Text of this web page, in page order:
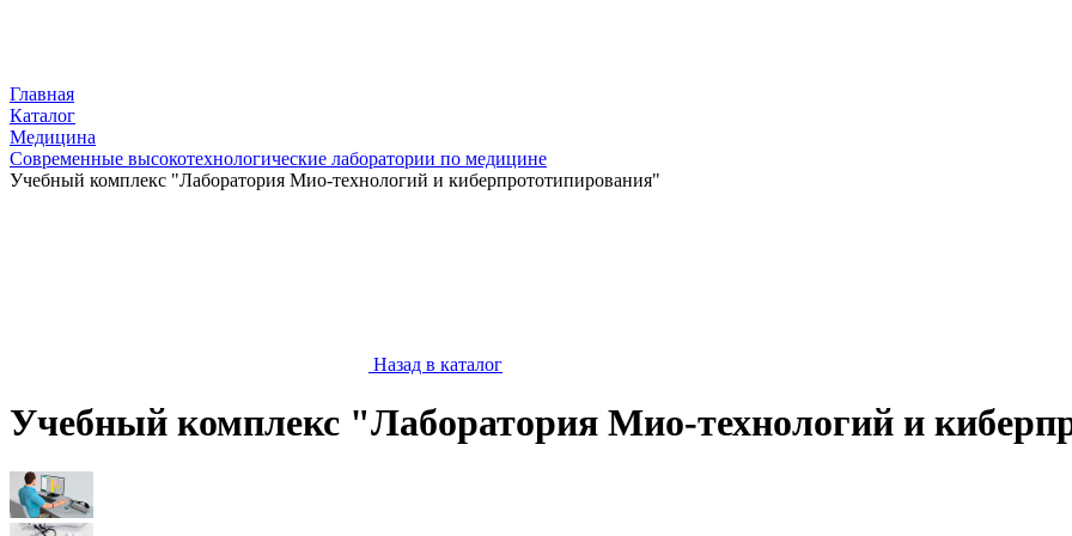
Главная
Каталог
Медицина
Современные высокотехнологические лаборатории по медицине
Учебный комплекс "Лаборатория Мио-технологий и киберпрототипирования"
Назад в каталог
Учебный комплекс "Лаборатория Мио-технологий и